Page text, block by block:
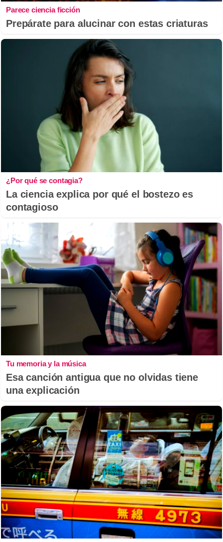
Parece ciencia ficción
Prepárate para alucinar con estas criaturas
¿Por qué se contagia?
La ciencia explica por qué el bostezo es
contagioso
Tu memoria y la música
Esa canción antigua que no olvidas tiene
una explicación